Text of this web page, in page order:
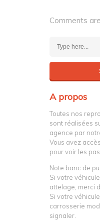
Comments
A propos
Toutes nos
sont réalisées
agence par
Vous avez
pour voir les
Note banc de
Si votre
attelage, merci
Si votre
carrosserie
signaler.